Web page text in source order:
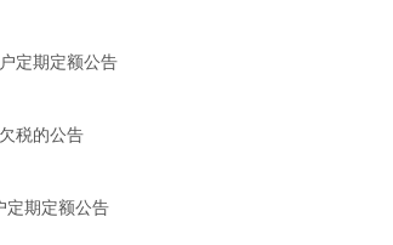
定期定额公告
税的公告
定期定额公告